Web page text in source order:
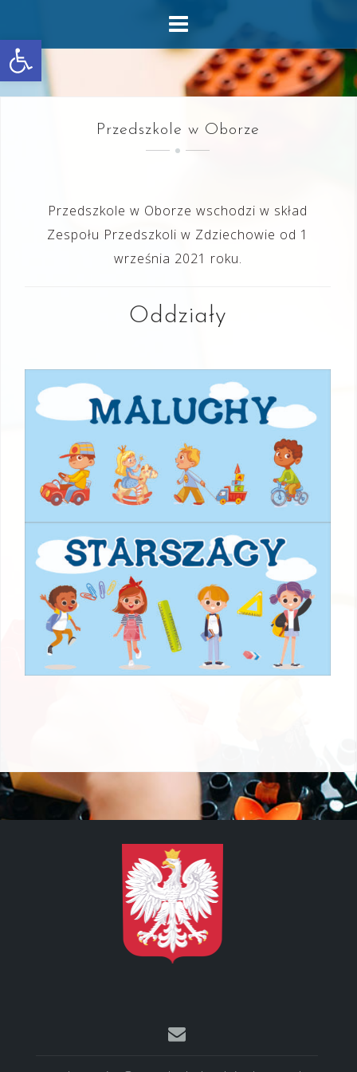
Otwórz pasek narzędzi
content
Przedszkole w Oborze
Przedszkole w Oborze wschodzi w skład
Zespołu Przedszkoli w Zdziechowie od 1
września 2021 roku.
Oddziały